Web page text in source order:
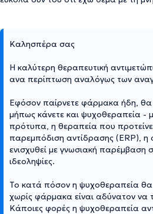
Καλησπέρα σας
Η καλύτερη θεραπευτική
ανα περίπτωση αναλόγως των
Εφόσον παίρνετε φάρμακα ήδη, θα
μήπως κάνετε και ψυχοθεραπεία -
πρότυπα, η θεραπεία που
παρεμπόδιση αντίδρασης (ERP), η
ενισχυθεί με γνωσιακή παρέμβαση
ιδεοληψίες.
Το κατά πόσον η ψυχοθεραπεία
χωρίς φάρμακα είναι αδύνατον να
Κάποιες φορές η ψυχοθεραπεία